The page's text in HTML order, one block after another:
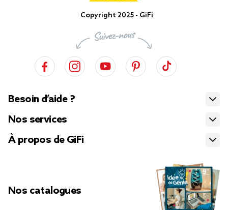
Copyright 2025 - GiFi
Besoin d’aide ?
Nos services
À propos de GiFi
Nos catalogues